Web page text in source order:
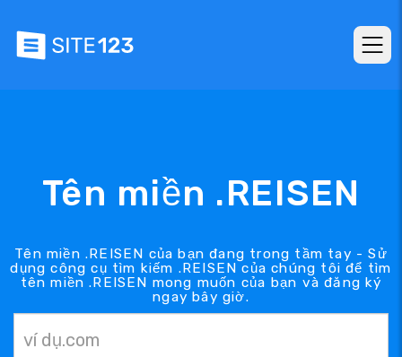
Tên miền .REISEN
Tên miền .REISEN của bạn đang trong tầm tay - Sử
dụng công cụ tìm kiếm .REISEN của chúng tôi để tìm
tên miền .REISEN mong muốn của bạn và đăng ký
ngay bây giờ.